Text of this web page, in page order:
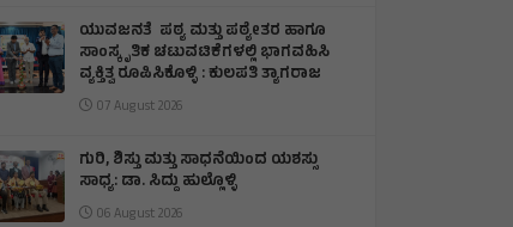
ಯುವಜನತೆ ಪಠ್ಯ ಮತ್ತು ಪಠ್ಯೇತರ ಹಾಗೂ
ಸಾಂಸ್ಕೃತಿಕ ಚಟುವಟಿಕೆಗಳಲ್ಲಿ ಭಾಗವಹಿಸಿ
ವ್ಯಕ್ತಿತ್ವ ರೂಪಿಸಿಕೊಳ್ಳಿ : ಕುಲಪತಿ ತ್ಯಾಗರಾಜ
07 August 2026
ಗುರಿ, ಶಿಸ್ತು ಮತ್ತು ಸಾಧನೆಯಿಂದ ಯಶಸ್ಸು
ಸಾಧ್ಯ: ಡಾ. ಸಿದ್ದು ಹುಲ್ಲೊಳ್ಳಿ
06 August 2026